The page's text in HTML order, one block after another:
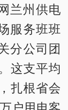
兰州供电
服务班班
分公司团
这支平均
扎根省会